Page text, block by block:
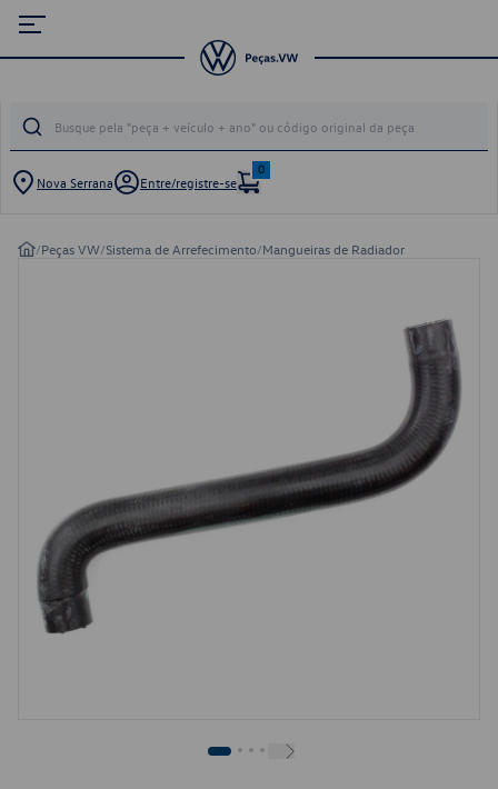
Nova Serrana Entre/registre-se
0
/Peças VW/Sistema de Arrefecimento/Mangueiras de Radiador